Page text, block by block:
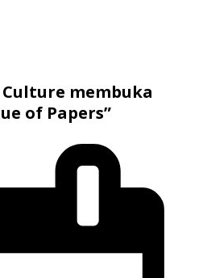
membuka
of Papers”